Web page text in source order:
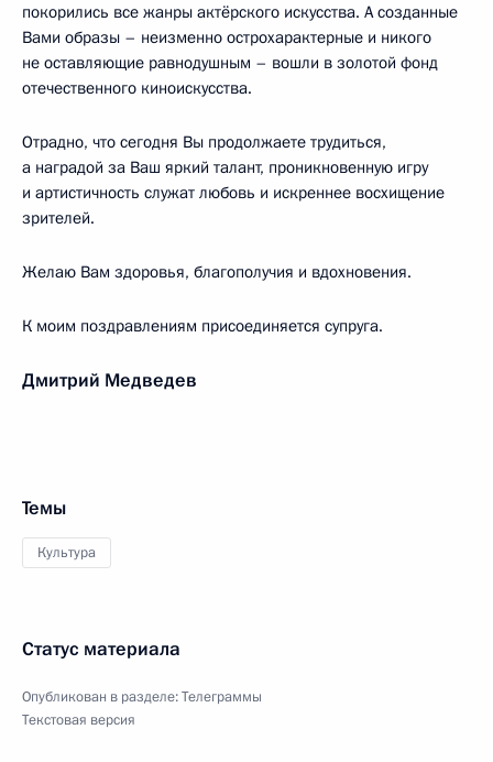
покорились все жанры актёрского искусства. А созданные
Вами образы – неизменно острохарактерные и никого
не оставляющие равнодушным – вошли в золотой фонд
отечественного киноискусства.
Отрадно, что сегодня Вы продолжаете трудиться,
а наградой за Ваш яркий талант, проникновенную игру
и артистичность служат любовь и искреннее восхищение
зрителей.
Желаю Вам здоровья, благополучия и вдохновения.
К моим поздравлениям присоединяется супруга.
Дмитрий Медведев
Темы
Культура
Статус материала
Опубликован в разделе:Телеграммы
Текстовая версия